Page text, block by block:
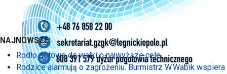
NAJNOWSZE:
Rodło gotowe do walki o najwyższe cele
Rodzice alarmują o zagrożeniu. Burmistrz W.Wabik wspiera